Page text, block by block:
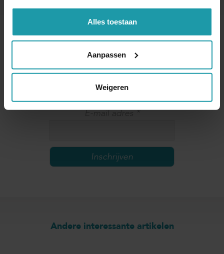
Alles toestaan
Aanpassen
Weigeren
Blijf op de hoogte van het financiële nieuws
mailing.
Naam*
E-mail adres*
Andere interessante artikelen